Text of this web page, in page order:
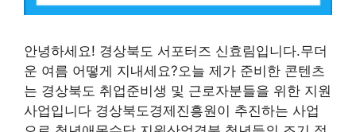
안녕하세요! 경상북도 서포터즈 신효림입니다.무더
운 여름 어떻게 지내세요?오늘 제가 준비한 콘텐츠
는 경상북도 취업준비생 및 근로자분들을 위한 지원
사업입니다 경상북도경제진흥원이 추진하는 사업